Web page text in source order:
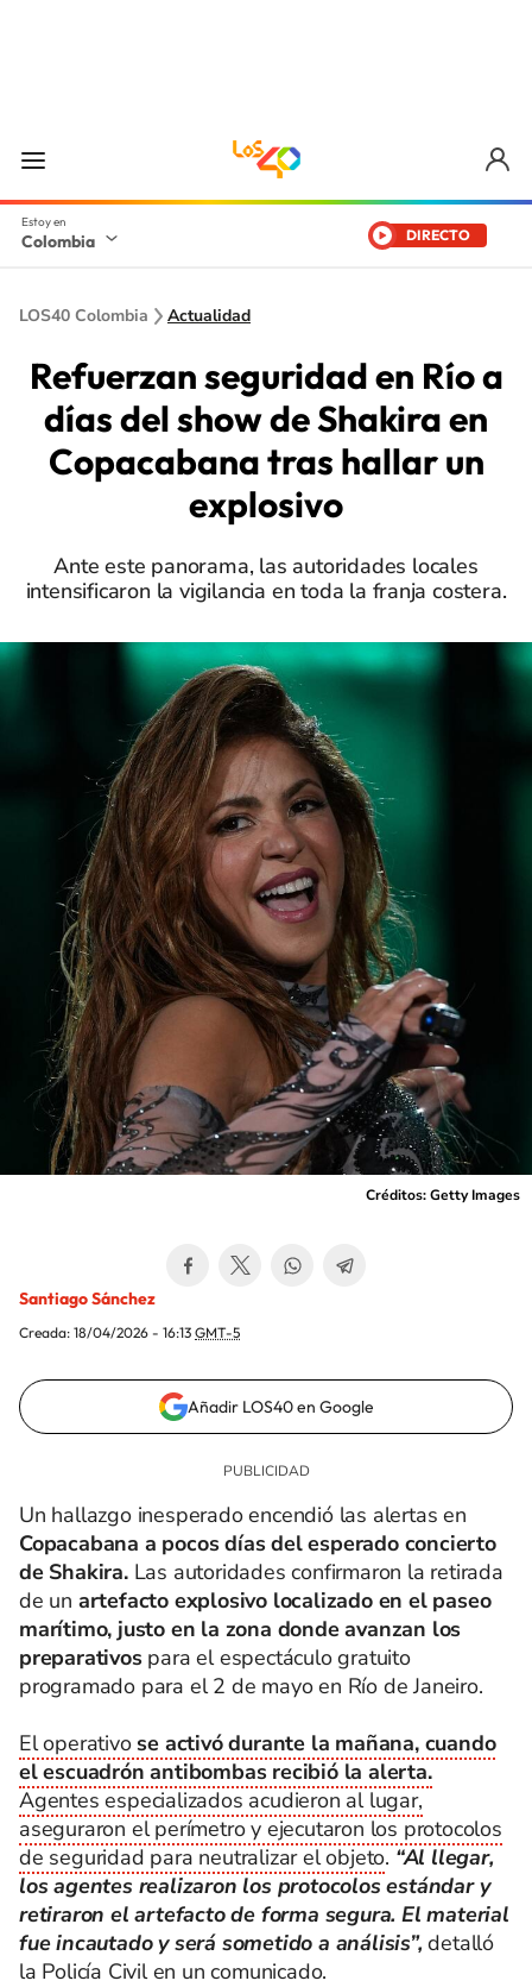
Colombia DIRECTO
LOS40 Colombia Actualidad
Refuerzan seguridad en Río a
días del show de Shakira en
Copacabana tras hallar un
explosivo
Ante este panorama, las autoridades locales
intensificaron la vigilancia en toda la franja costera.
Créditos: Getty Images
Santiago Sánchez
Creada: 18/04/2026 - 16:13 GMT-5
Añadir LOS40 en Google
Un hallazgo inesperado encendió las alertas en
Copacabana a pocos días del esperado concierto
de Shakira.Las autoridades confirmaron la retirada
de un artefacto explosivo localizado en el paseo
marítimo, justo en la zona donde avanzan los
preparativos para el espectáculo gratuito
programado para el 2 de mayo en Río de Janeiro.
El operativose activó durante la mañana, cuando
el escuadrón antibombas recibió la alerta.
Agentes especializados acudieron al lugar,
aseguraron el perímetro y ejecutaron los protocolos
de seguridad para neutralizar el objeto. “Al llegar,
los agentes realizaron los protocolos estándar y
retiraron el artefacto de forma segura. El material
fue incautado y será sometido a análisis”, detalló
la Policía Civil en un comunicado.